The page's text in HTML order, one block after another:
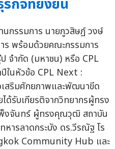
กิจที่ยั่งยืน
นกรรมการ นายภูวสิษฏ์ วงษ์
ร พร้อมด้วยคณะกรรมการ
จำกัด (มหาชน) หรือ CPL
ในหัวข้อ CPL Next :
ริมศักยภาพและพัฒนาขีด
ด้รับเกียรติจากวิทยากรผู้ทรง
จันทร์ ผู้ทรงคุณวุฒิ สถาบัน
หารลาดกระบัง ดร.วีรณัฐ โร
Community Hub และ